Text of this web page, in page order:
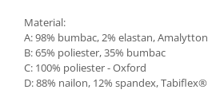
Material:
A: 98% bumbac, 2% elastan,
B: 65% poliester, 35% bumbac
C: 100% poliester - Oxford
D: 88% nailon, 12% spandex, Tabiflex®